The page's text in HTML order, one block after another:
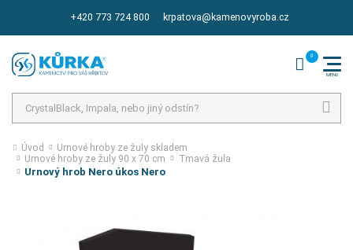
+420 773 724 800 krpatova@kamenovyroba.cz
Úvod
Urnové hroby ze žuly skladem
Urnové hroby ze žuly 90 x 70 cm
Tmavá žula
Urnový hrob Nero úkos Nero